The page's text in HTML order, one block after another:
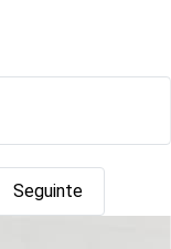
Seguinte